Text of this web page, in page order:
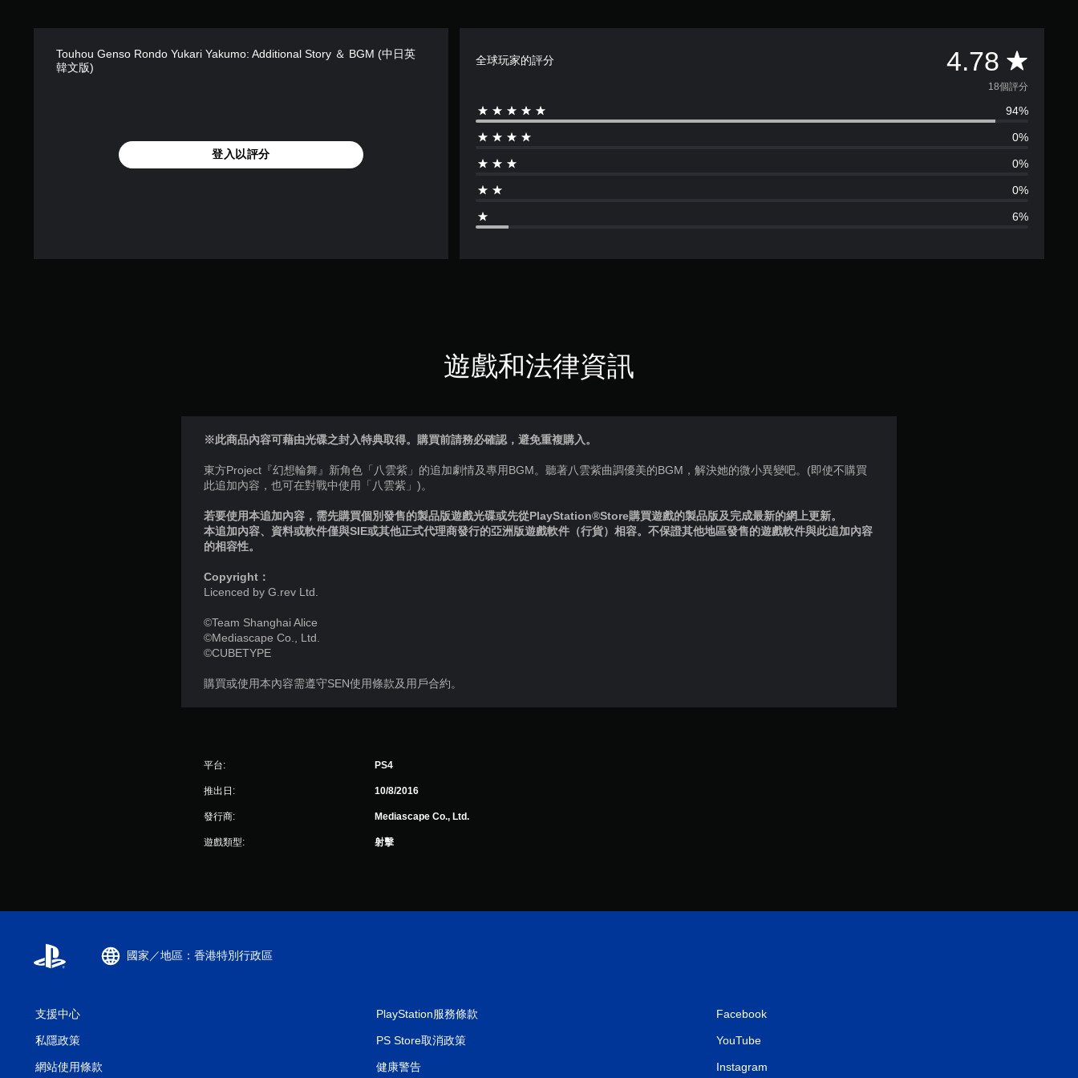
Touhou Genso Rondo Yukari Yakumo: Additional Story ＆ BGM (中日英
韓文版)
登入以評分
全球玩家的評分 4.78 平
均
評
分
為
4
.
18個評分
94%
0%
0%
0%
6%
遊戲和法律資訊
※此商品內容可藉由光碟之封入特典取得。購買前請務必確認，避免重複購入。
東方Project『幻想輪舞』新角色「八雲紫」的追加劇情及專用BGM。聽著八雲紫曲調優美的BGM，解決她的微小異變吧。(即使不購買
此追加內容，也可在對戰中使用「八雲紫」)。
若要使用本追加內容，需先購買個別發售的製品版遊戲光碟或先從PlayStation®Store購買遊戲的製品版及完成最新的網上更新。
本追加內容、資料或軟件僅與SIE或其他正式代理商發行的亞洲版遊戲軟件（行貨）相容。不保證其他地區發售的遊戲軟件與此追加內容
的相容性。
Copyright：
Licenced by G.rev Ltd.
©Team Shanghai Alice
©Mediascape Co., Ltd.
©CUBETYPE
購買或使用本內容需遵守SEN使用條款及用戶合約。
平台: PS4
推出日: 10/8/2016
發行商: Mediascape Co., Ltd.
遊戲類型: 射擊
國家／地區：香港特別行政區
支援中心
私隱政策
網站使用條款
PlayStation服務條款
PS Store取消政策
健康警告
Facebook
YouTube
Instagram